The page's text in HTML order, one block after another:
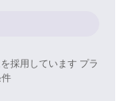
採用しています プラ